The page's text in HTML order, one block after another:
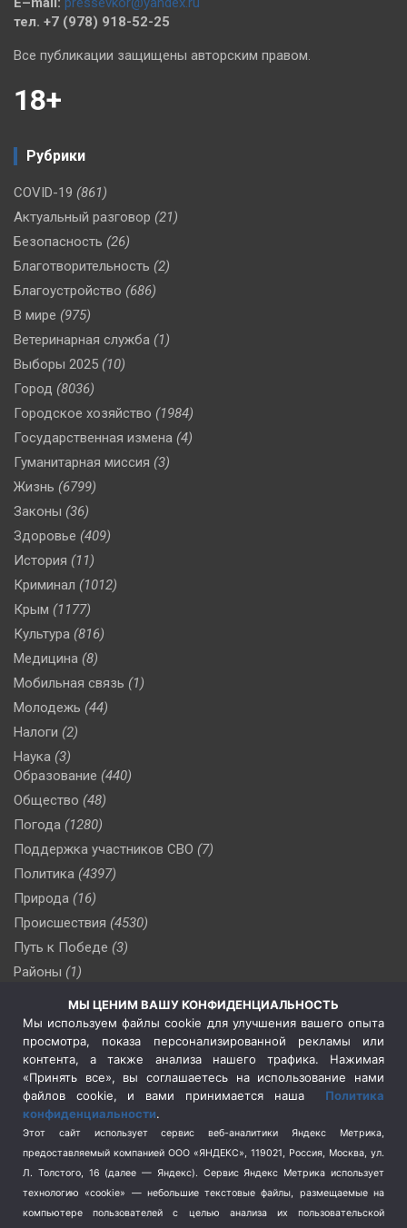
тел. +7 (978) 918-52-25
Все публикации защищены авторским правом.
18+
Рубрики
COVID-19 (861)
Актуальный разговор (21)
Безопасность (26)
Благотворительность (2)
Благоустройство (686)
В мире (975)
Ветеринарная служба (1)
Выборы 2025 (10)
Город (8036)
Городское хозяйство (1984)
Государственная измена (4)
Гуманитарная миссия (3)
Жизнь (6799)
Законы (36)
Здоровье (409)
История (11)
Криминал (1012)
Крым (1177)
Культура (816)
Медицина (8)
Мобильная связь (1)
Молодежь (44)
Налоги (2)
Наука (3)
Образование (440)
Общество (48)
Погода (1280)
Поддержка участников СВО (7)
Политика (4397)
Природа (16)
Происшествия (4530)
Путь к Победе (3)
Районы (1)
(510)
Сельское хозяйство (3)
Социальная политика
(3)
Спецоперация в Украине
Спецоперация на Украине
(404)
Спорт (740)
Терроризм (1)
Транспорт (262)
Туризм (178)
МЫ ЦЕНИМ ВАШУ КОНФИДЕНЦИАЛЬНОСТЬ
Мы используем файлы cookie для улучшения вашего опыта
просмотра, показа персонализированной рекламы или
контента, а также анализа нашего трафика. Нажимая
«Принять все», вы соглашаетесь на использование нами
файлов cookie, и вами принимается наша Политика
конфиденциальности.
Этот сайт использует сервис веб-аналитики Яндекс Метрика,
предоставляемый компанией ООО «ЯНДЕКС», 119021, Россия, Москва, ул.
Л. Толстого, 16 (далее — Яндекс). Сервис Яндекс Метрика использует
технологию «cookie» — небольшие текстовые файлы, размещаемые на
компьютере пользователей с целью анализа их пользовательской